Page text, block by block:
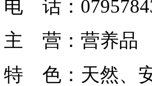
电 话：
主 营：营养品
特 色：天然、